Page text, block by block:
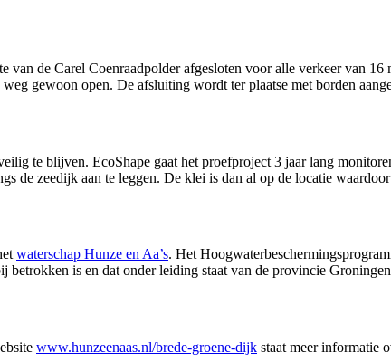
de Carel Coenraadpolder afgesloten voor alle verkeer van
gewoon open. De afsluiting wordt ter plaatse met borden
te blijven. EcoShape gaat het proefproject 3 jaar lang
de zeedijk aan te leggen. De klei is dan al op de locatie
waterschap Hunze en Aa’s. Het
betrokken is en dat onder leiding staat van de provincie
www.hunzeenaas.nl/brede-groene-dijk staat meer informatie